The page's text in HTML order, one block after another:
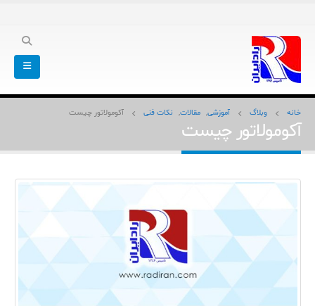
خانه وبلاگ آموزشی, مقالات, نکات فنی آکومولاتور چیست
آکومولاتور چیست